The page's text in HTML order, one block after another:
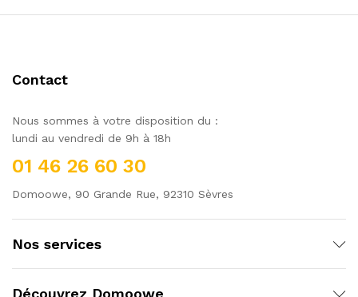
Contact
Nous sommes à votre disposition du :
lundi au vendredi de 9h à 18h
01 46 26 60 30
Domoowe, 90 Grande Rue, 92310 Sèvres
Nos services
Découvrez Domoowe